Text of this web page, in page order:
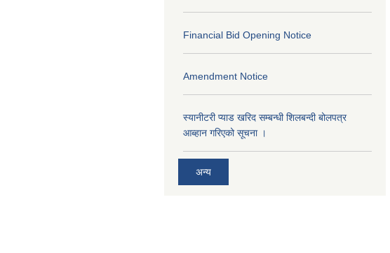
Financial Bid Opening Notice
Amendment Notice
स्यानीटरी प्याड खरिद सम्बन्धी शिलबन्दी बोलपत्र
आब्हान गरिएको सूचना ।
अन्य